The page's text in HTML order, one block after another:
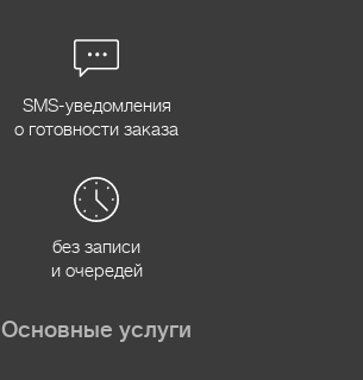
SMS-уведомления
о готовности заказа
без записи
и очередей
Основные услуги